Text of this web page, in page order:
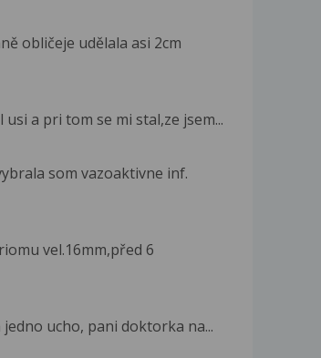
obličeje udělala asi 2cm
a pri tom se mi stal,ze jsem...
som vazoaktivne inf.
vel.16mm,před 6
ucho, pani doktorka na...